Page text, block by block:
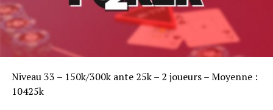
Niveau 33 – 150k/300k ante 25k – 2 joueurs – Moyenne :
10425k